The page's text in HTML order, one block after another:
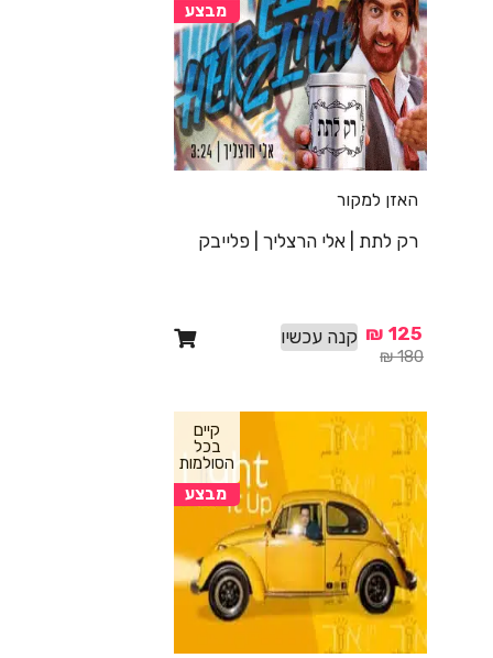
מבצע
האזן למקור
רק לתת | אלי הרצליך | פלייבק
₪180
₪ 125 קנה עכשיו
קיים
בכל
הסולמות
מבצע